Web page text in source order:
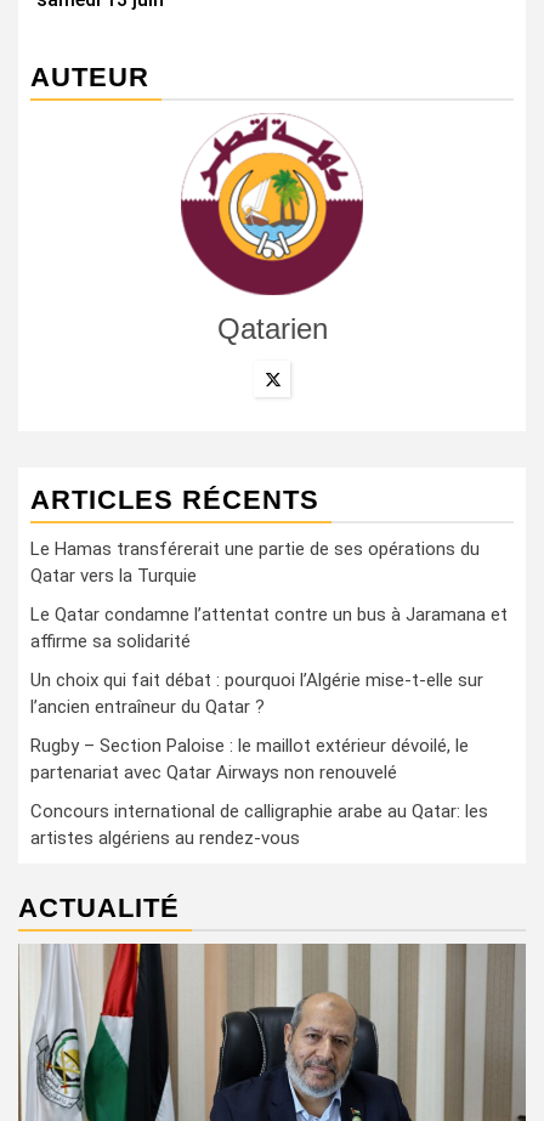
AUTEUR
Qatarien
ARTICLES RÉCENTS
Le Hamas transférerait une partie de ses opérations du
Qatar vers la Turquie
Le Qatar condamne l’attentat contre un bus à Jaramana et
affirme sa solidarité
Un choix qui fait débat : pourquoi l’Algérie mise-t-elle sur
l’ancien entraîneur du Qatar ?
Rugby – Section Paloise : le maillot extérieur dévoilé, le
partenariat avec Qatar Airways non renouvelé
Concours international de calligraphie arabe au Qatar: les
artistes algériens au rendez-vous
ACTUALITÉ